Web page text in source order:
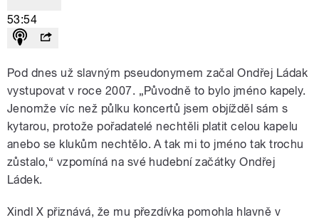
53:54
Pod dnes už slavným pseudonymem začal Ondřej Ládak
vystupovat v roce 2007. „Původně to bylo jméno kapely.
Jenomže víc než půlku koncertů jsem objížděl sám s
kytarou, protože pořadatelé nechtěli platit celou kapelu
anebo se klukům nechtělo. A tak mi to jméno tak trochu
zůstalo,“ vzpomíná na své hudební začátky Ondřej
Ládek.
Xindl X přiznává, že mu přezdívka pomohla hlavně v